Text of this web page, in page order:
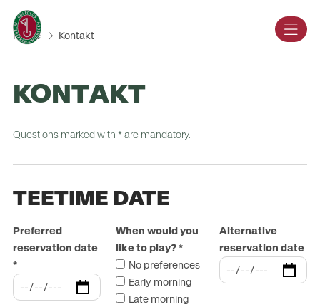
Home Kontakt
KONTAKT
Questions marked with * are mandatory.
TEETIME DATE
Preferred
reservation date
*
When would you
like to play?*
No preferences
Early morning
Late morning
Alternative
reservation date